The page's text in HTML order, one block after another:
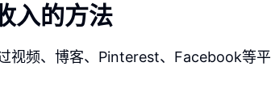
入的方法
视频、博客、Pinterest、Facebook等平